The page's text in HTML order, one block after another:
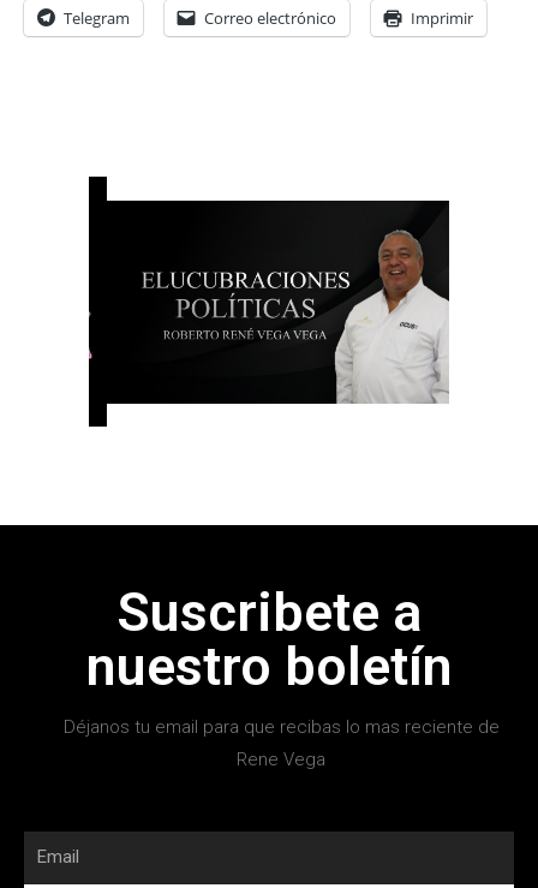
Telegram Correo electrónico Imprimir
Suscribete a
nuestro boletín
Déjanos tu email para que recibas lo mas reciente de
Rene Vega